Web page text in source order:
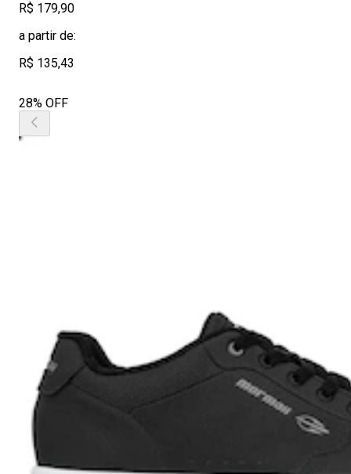
R$ 179,90
a partir de:
R$ 135,43
28% OFF